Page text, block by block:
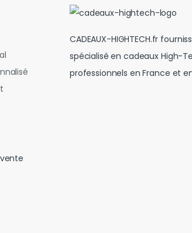
CADEAUX-HIGHTECH.fr
spécialisé en cadeaux High-
professionnels en France et